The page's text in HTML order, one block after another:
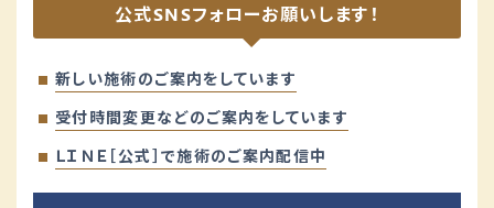
公式SNSフォローお願いします！
新しい施術のご案内をしています
受付時間変更などのご案内をしています
ＬＩＮＥ［公式］で施術のご案内配信中